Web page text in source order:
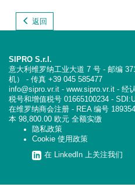
返回
SIPRO S.r.l.
意大利维罗纳工业大道 7 号 - 邮编
机） - 传真 +39 045 585477
info@sipro.vr.it - www.sipro.vr.it - 经
税号和增值税号 01665100234 -
在维罗纳商会注册 - REA 编号
本 98,800.00 欧元 全额实缴
隐私政策
Cookie 使用政策
在 LinkedIn 上关注我们